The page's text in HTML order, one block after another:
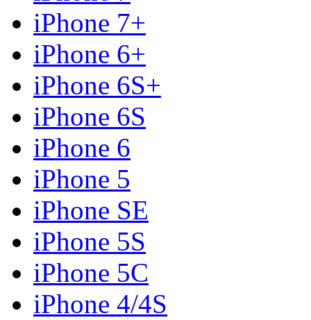
iPhone 7+
iPhone 6+
iPhone 6S+
iPhone 6S
iPhone 6
iPhone 5
iPhone SE
iPhone 5S
iPhone 5C
iPhone 4/4S